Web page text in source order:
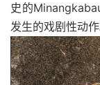
史的
发生的戏剧性动